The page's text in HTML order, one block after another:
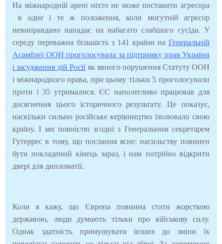
На міжнародній арені ніхто не може поставити агресора
в одне і те ж положення, коли могутній агресор
невиправдано нападає на набагато слабшого сусіда. У
середу переважна більшість з 141 країни на Генеральній
Асамблеї ООН проголосувала за підтримку прав України
і засудження дій Росіїяк явного порушення Статуту ООН
і міжнародного права, при цьому тільки 5 проголосували
проти і 35 утрималися. ЄС наполегливо працював для
досягнення цього історичного результату. Це показує,
наскільки сильно російське керівництво ізолювало свою
країну. І ми повністю згодні з Генеральним секретарем
Гутеррес в тому, що послання ясне: насильству повинен
бути покладений кінець зараз, і нам потрібно відкрити
двері для дипломатії.
Коли я кажу, що Європа повинна стати жорсткою
державою, люди думають тільки про військову силу.
Однак здатність примушувати інших до зміни їх